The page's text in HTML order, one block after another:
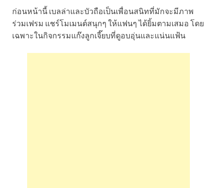
ก่อนหน้านี้ เบลล่าและบัวถือเป็นเพื่อนสนิทที่มักจะมีภาพ
ร่วมเฟรม แชร์โมเมนต์สนุกๆ ให้แฟนๆ ได้ยิ้มตามเสมอ โดย
เฉพาะในกิจกรรมแก๊งลูกเจี๊ยบที่ดูอบอุ่นและแน่นแฟ้น